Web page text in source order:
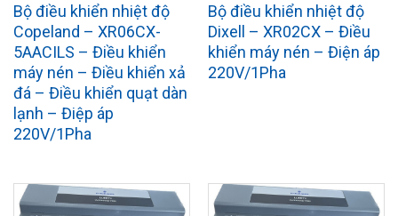
Bộ điều khiển nhiệt độ
Copeland – XR06CX-
5AACILS – Điều khiển
máy nén – Điều khiển xả
đá – Điều khiển quạt dàn
lạnh – Điệp áp
220V/1Pha
Bộ điều khiển nhiệt độ
Dixell – XR02CX – Điều
khiển máy nén – Điện áp
220V/1Pha